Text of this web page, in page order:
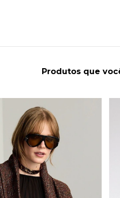
Produtos que